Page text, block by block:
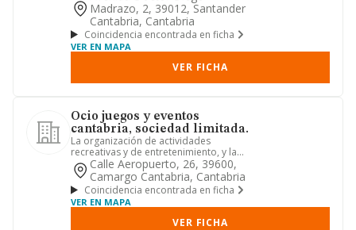
Madrazo, 2, 39012, Santander
Cantabria, Cantabria
Coincidencia encontrada en ficha
VER EN MAPA
VER FICHA
Ocio juegos y eventos
cantabria, sociedad limitada.
La organización de actividades
recreativas y de entretenimiento, y la
explotación de restaurantes y...
Calle Aeropuerto, 26, 39600,
Camargo Cantabria, Cantabria
Coincidencia encontrada en ficha
VER EN MAPA
VER FICHA